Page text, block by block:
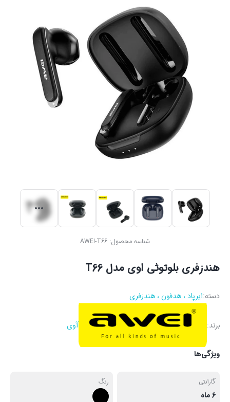
شناسه محصول: AWEI-T66
هندزفری بلوتوثی اوی مدل T66
دسته:ایرپاد ، هدفون ، هندزفری
برند: آوی
ویژگی‌ها
گارانتی
6 ماه
رنگ